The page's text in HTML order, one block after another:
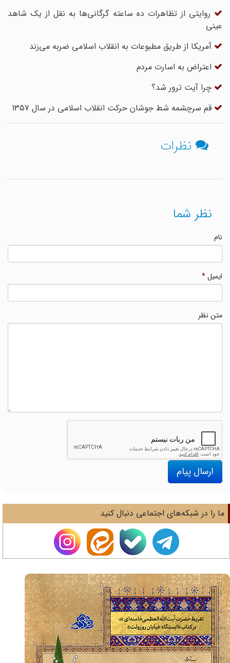
روایتی از تظاهرات ده ساعته گرگانی‌ها به نقل از یک شاهد
عینی
آمریکا از طریق مطبوعات به انقلاب اسلامی ضربه می‌زند
اعتراض به اسارت مردم
چرا آیت ترور شد؟
قم سرچشمه شط جوشان حرکت انقلاب اسلامی در سال 1357
نظرات
نظر شما
ایمیل*
متن نظر
ارسال پیام
را در شبکه‌های اجتماعی دنبال کنید